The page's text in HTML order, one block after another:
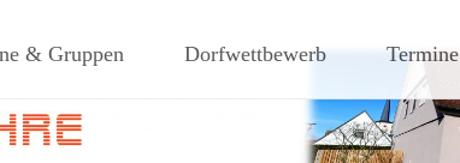
südlichen Steigerwaldes
& Gruppen Dorfwettbewerb Termine